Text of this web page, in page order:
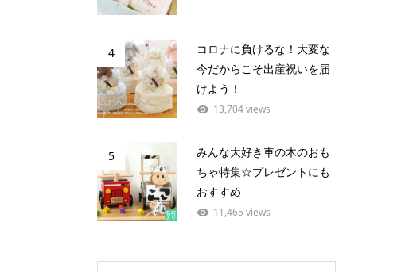
4
コロナに負けるな！大変な
今だからこそ出産祝いを届
けよう！
13,704 views
5
みんな大好き車の木のおも
ちゃ特集☆プレゼントにも
おすすめ
11,465 views